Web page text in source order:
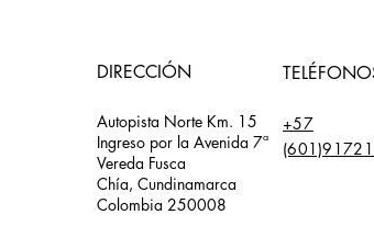
DIRECCIÓN
Autopista Norte Km. 15
Ingreso por la Avenida 7ª
Vereda Fusca
Chía, Cundinamarca
Colombia 250008
+57